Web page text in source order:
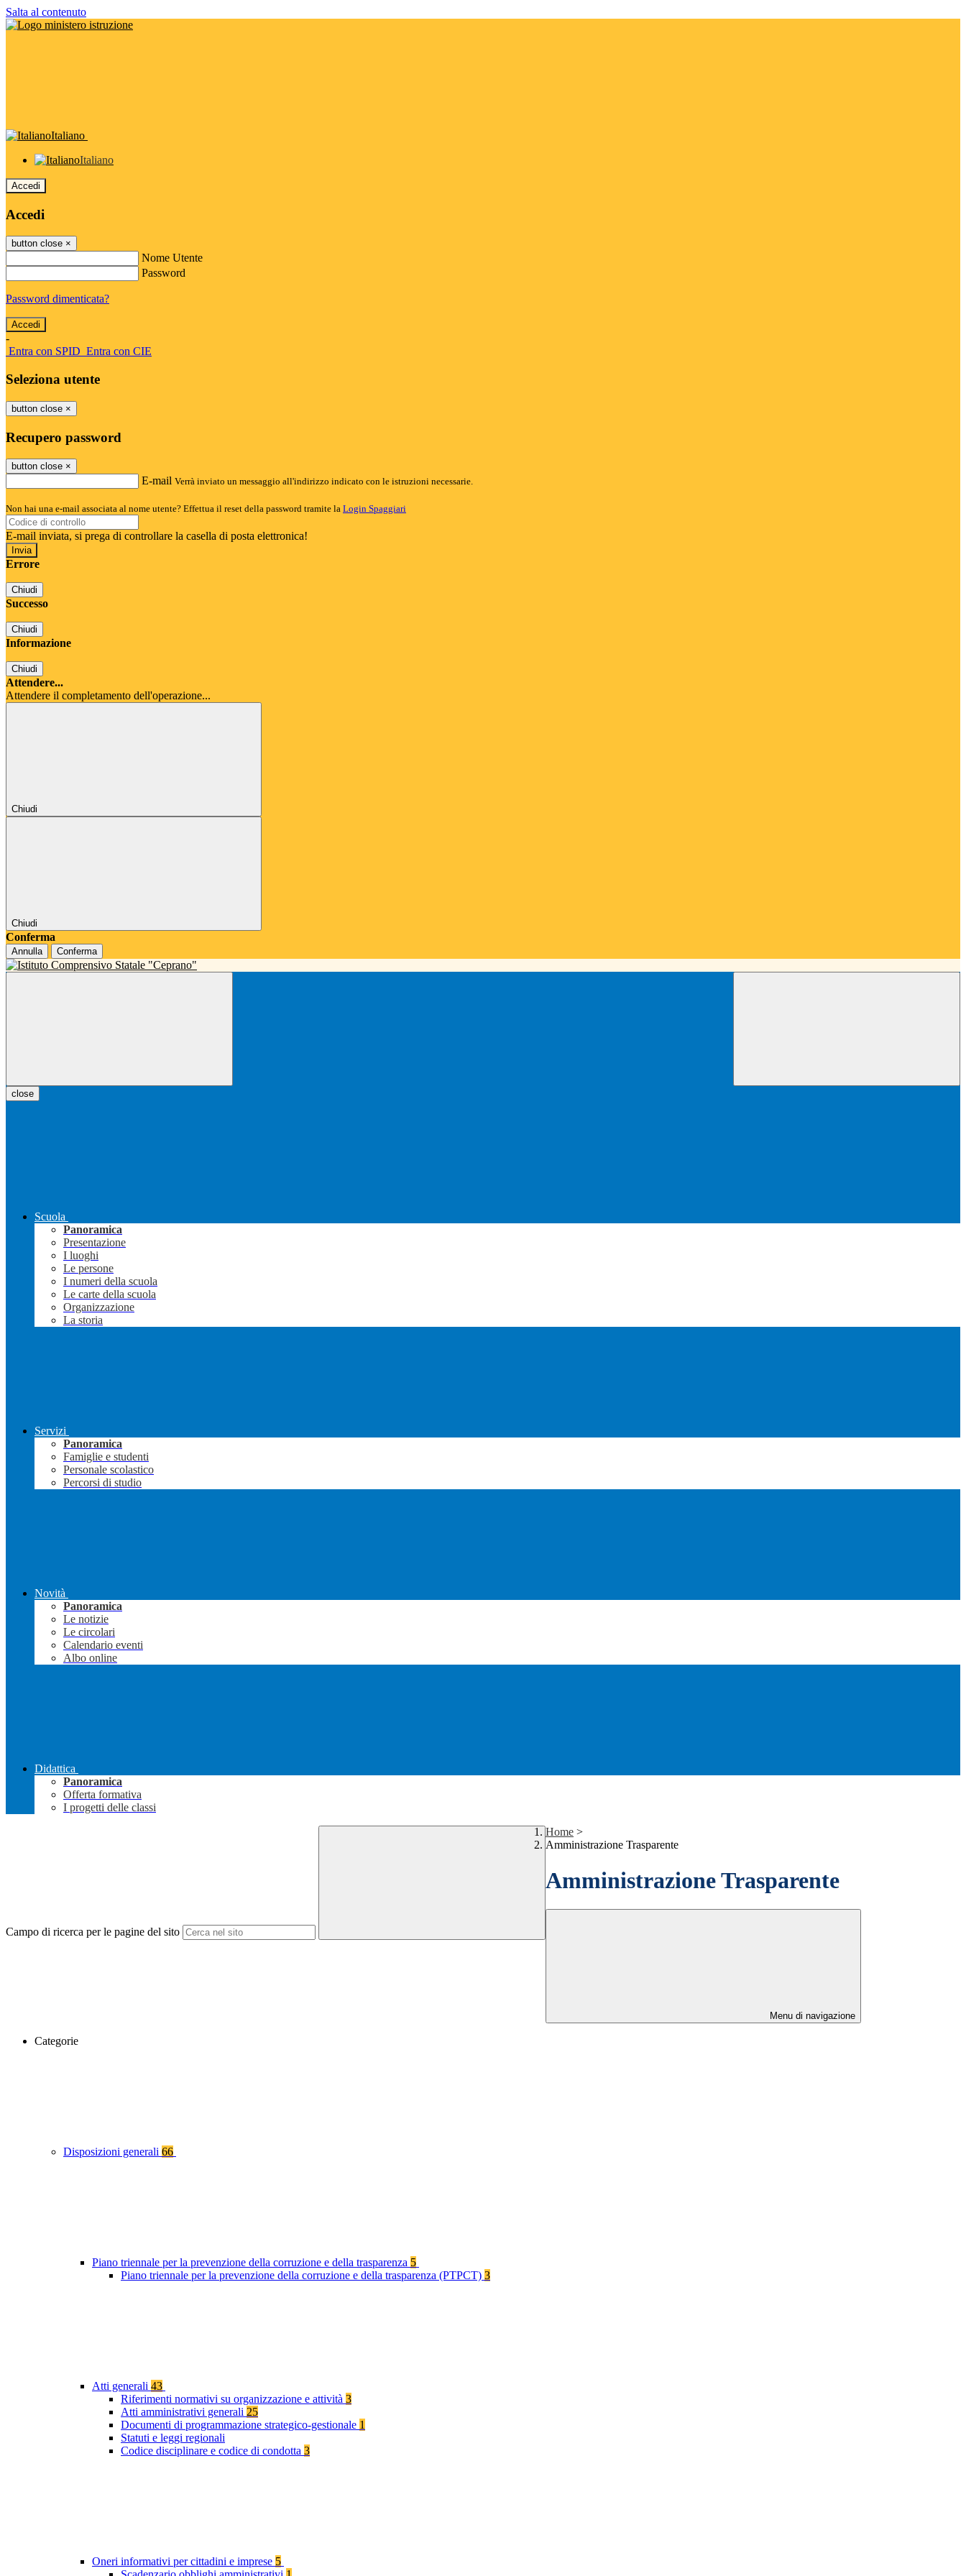
Salta al contenuto
Italiano
Italiano
Accedi
Accedi
button close ×
Nome Utente
Password
Password dimenticata?
-
Entra con SPID Entra con CIE
Seleziona utente
button close ×
Recupero password
button close ×
E-mail Verrà inviato un messaggio all'indirizzo indicato con le istruzioni necessarie.
Non hai una e-mail associata al nome utente? Effettua il reset della password tramite la Login Spaggiari
E-mail inviata, si prega di controllare la casella di posta elettronica!
Errore
Chiudi
Successo
Chiudi
Informazione
Chiudi
Attendere...
Attendere il completamento dell'operazione...
Chiudi
Chiudi
Conferma
Annulla Conferma
close
Scuola
Panoramica
Presentazione
I luoghi
Le persone
I numeri della scuola
Le carte della scuola
Organizzazione
La storia
Servizi
Panoramica
Famiglie e studenti
Personale scolastico
Percorsi di studio
Novità
Panoramica
Le notizie
Le circolari
Calendario eventi
Albo online
Didattica
Panoramica
Offerta formativa
I progetti delle classi
Campo di ricerca per le pagine del sito
Home >
Amministrazione Trasparente
Amministrazione Trasparente
Menu di navigazione
Categorie
Disposizioni generali 66
Piano triennale per la prevenzione della corruzione e della trasparenza 5
Piano triennale per la prevenzione della corruzione e della trasparenza (PTPCT) 3
Atti generali 43
Riferimenti normativi su organizzazione e attività 3
Atti amministrativi generali 25
Documenti di programmazione strategico-gestionale 1
Statuti e leggi regionali
Codice disciplinare e codice di condotta 3
Oneri informativi per cittadini e imprese 5